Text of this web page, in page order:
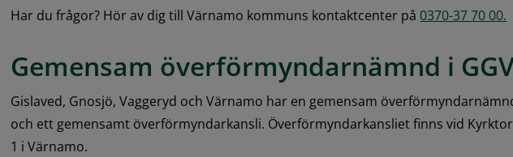
Har du frågor? Hör av dig till Värnamo kommuns kontaktcenter på 0370-37 70 00.
Gemensam överförmyndarnämnd i
Gislaved, Gnosjö, Vaggeryd och Värnamo har en gemensam
och ett gemensamt överförmyndarkansli. Överförmyndarkansliet finns vid
1 i Värnamo.